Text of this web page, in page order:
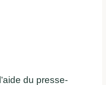
du presse-